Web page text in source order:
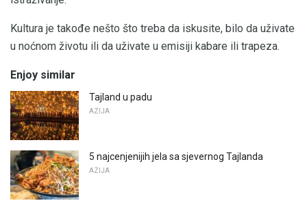
Kultura je takođe nešto što treba da iskusite, bilo da uživate
u noćnom životu ili da uživate u emisiji kabare ili trapeza.
Enjoy similar
Tajland u padu
AZIJA
5 najcenjenijih jela sa sjevernog Tajlanda
AZIJA